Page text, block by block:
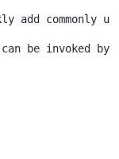
add commonly
can be invoked